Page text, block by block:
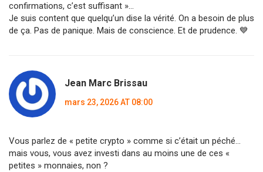
confirmations, c’est suffisant »…
Je suis content que quelqu’un dise la vérité. On a besoin de plus
de ça. Pas de panique. Mais de conscience. Et de prudence. 💙
Jean Marc Brissau
mars 23, 2026 AT 08:00
Vous parlez de « petite crypto » comme si c’était un péché…
mais vous, vous avez investi dans au moins une de ces «
petites » monnaies, non ?